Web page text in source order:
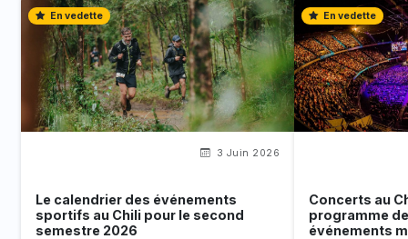
En vedette
3 Juin 2026
Le calendrier des événements
sportifs au Chili pour le second
semestre 2026
En vedette
Concerts au
programme
événements